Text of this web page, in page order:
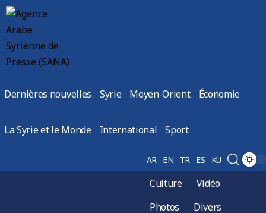
Dernières nouvelles Syrie Moyen-Orient Économie
La Syrie et le Monde International Sport
AR EN TR ES KU
Culture
Vidéo
Photos
Divers